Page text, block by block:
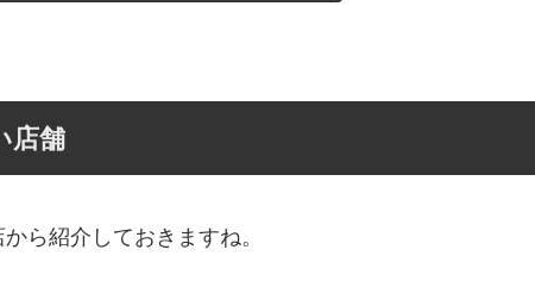
店舗
ら紹介しておきますね。